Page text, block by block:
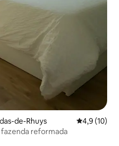
de-Rhuys 4,9 de uma
4,9 (10)
fazenda reformada